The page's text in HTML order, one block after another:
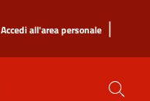
Accedi all'area personale |